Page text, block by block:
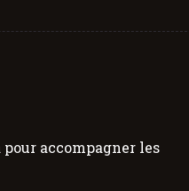
accompagner les